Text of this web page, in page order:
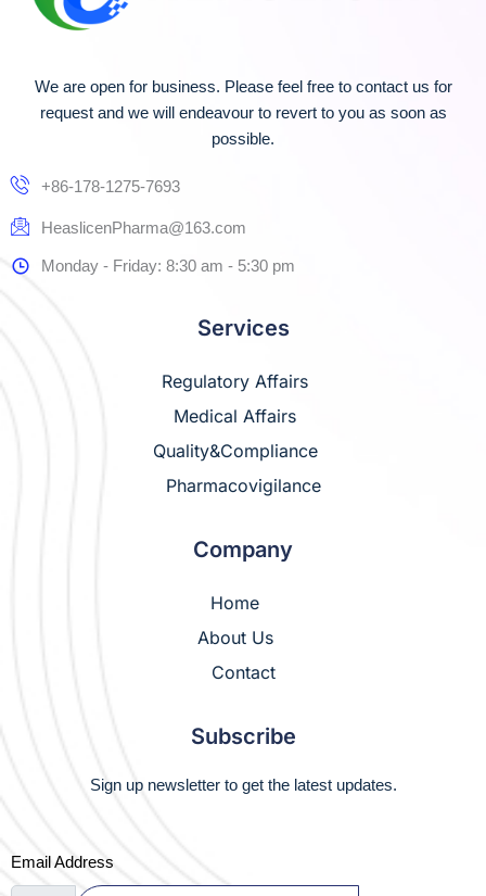
We are open for business. Please feel free to contact us for
request and we will endeavour to revert to you as soon as
possible.
+86-178-1275-7693
HeaslicenPharma@163.com
Monday - Friday: 8:30 am - 5:30 pm
Services
Regulatory Affairs
Medical Affairs
Quality&Compliance
Pharmacovigilance
Company
Home
About Us
Contact
Subscribe
Sign up newsletter to get the latest updates.
Email Address